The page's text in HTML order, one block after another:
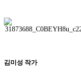
김미성 작가